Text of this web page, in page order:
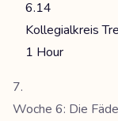
6.14
Kollegialkreis
1 Hour
Woche 6: Die